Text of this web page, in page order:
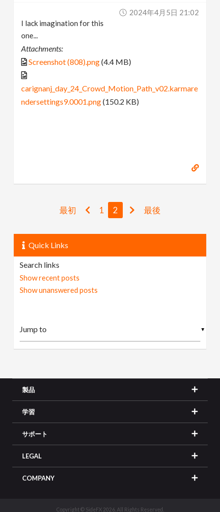
2024年4月5日 21:02
I lack imagination for this
one...
Attachments:
Screenshot (808).png(4.4 MB)
carignanj_day_24_Crowd_Motion_Path_v02.karmare
ndersettings9.0001.png(150.2 KB)
最初 1 2 最後
Quick Links
Search links
Show recent posts
Show unanswered posts
▼
製品
学習
サポート
LEGAL
COMPANY
Copyright © SideFX 2026. All Rights Reserved.